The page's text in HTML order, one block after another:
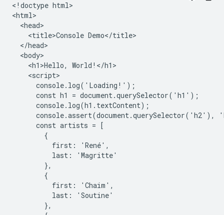
<!doctype html>
<html>
<head>
<title>Console Demo</title>
</head>
<body>
<h1>Hello, World!</h1>
<script>
console.log('Loading!');
const h1 = document.querySelector('h1');
console.log(h1.textContent);
console.assert(document.querySelector('h2'),
const artists = [
{
first: 'René',
last: 'Magritte'
},
{
first: 'Chaim',
last: 'Soutine'
},